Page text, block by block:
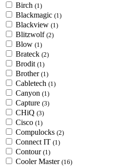
Birch (1)
Blackmagic (1)
Blackview (1)
Blitzwolf (2)
Blow (1)
Brateck (2)
Brodit (1)
Brother (1)
Cabletech (1)
Canyon (1)
Capture (3)
CHiQ (3)
Cisco (1)
Compulocks (2)
Connect IT (1)
Contour (1)
Cooler Master (16)